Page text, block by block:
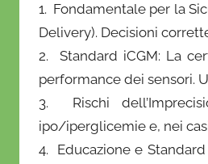
e
l
a
D
'
O
1. Fondamentale per la
Delivery). Decisioni
2. Standard iCGM: La
performance dei sensori.
3. Rischi
ipo/iperglicemie e, nei
4. Educazione e